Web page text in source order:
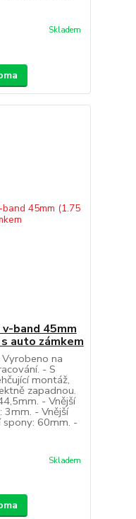
Skladem
band 45mm
auto zámkem
na
- S
montáž,
zapadnou.
- Vnější
3mm. - Vnější
spony: 60mm. -
Skladem